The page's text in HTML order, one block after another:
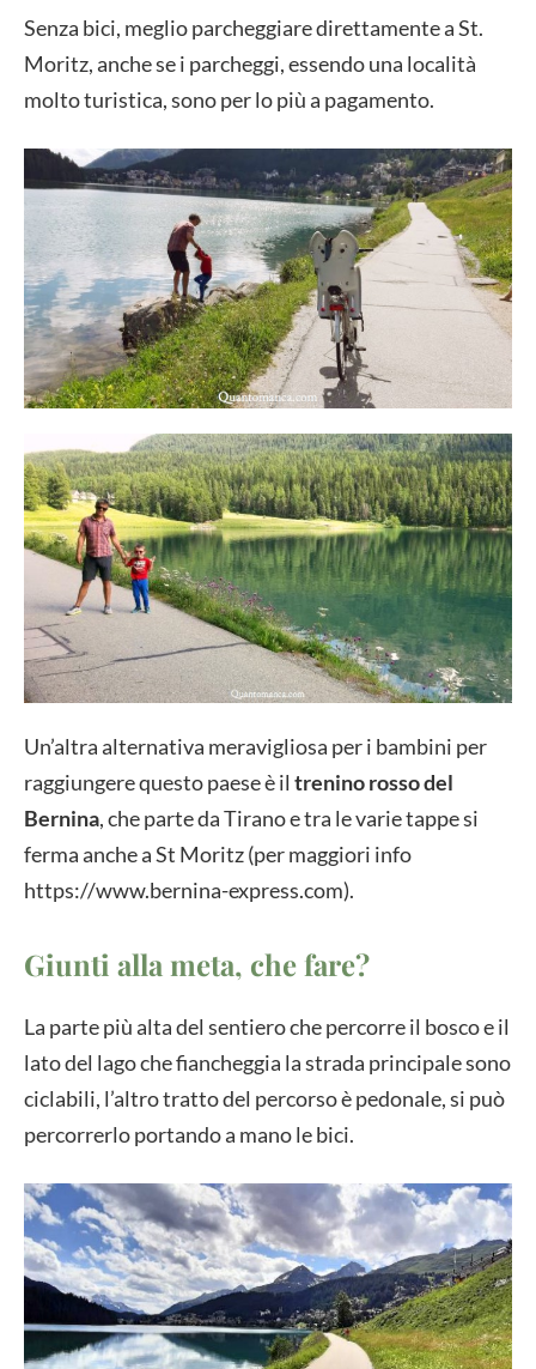
Senza bici, meglio parcheggiare direttamente a St.
Moritz, anche se i parcheggi, essendo una località
molto turistica, sono per lo più a pagamento.
Un’altra alternativa meravigliosa per i bambini per
raggiungere questo paese è il trenino rosso del
Bernina, che parte da Tirano e tra le varie tappe si
ferma anche a St Moritz (per maggiori info
https://www.bernina-express.com).
Giunti alla meta, che fare?
La parte più alta del sentiero che percorre il bosco e il
lato del lago che fiancheggia la strada principale sono
ciclabili, l’altro tratto del percorso è pedonale, si può
percorrerlo portando a mano le bici.